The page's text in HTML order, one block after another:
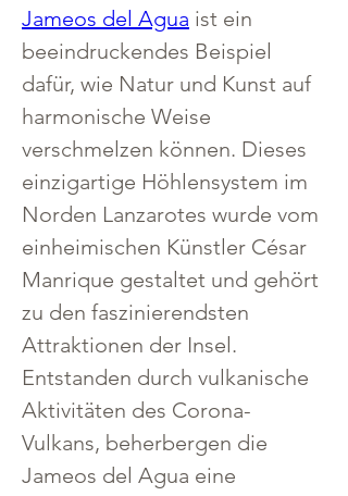
Jameos del Agua ist ein
beeindruckendes Beispiel
dafür, wie Natur und Kunst auf
harmonische Weise
verschmelzen können. Dieses
einzigartige Höhlensystem im
Norden Lanzarotes wurde vom
einheimischen Künstler César
Manrique gestaltet und gehört
zu den faszinierendsten
Attraktionen der Insel.
Entstanden durch vulkanische
Aktivitäten des Corona-
Vulkans, beherbergen die
Jameos del Agua eine